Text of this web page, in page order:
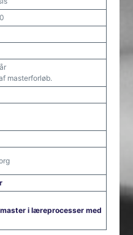
masterforløb.
i læreprocesser med